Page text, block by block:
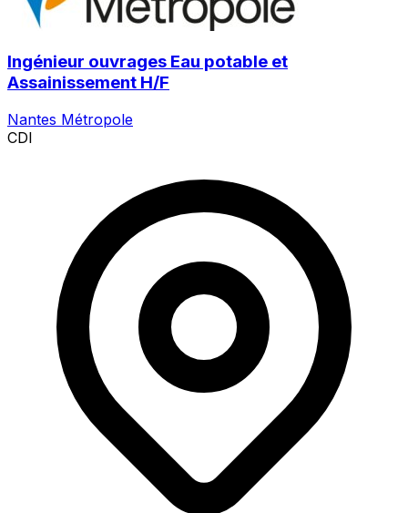
Ingénieur ouvrages Eau potable et
Assainissement H/F
Nantes Métropole
CDI